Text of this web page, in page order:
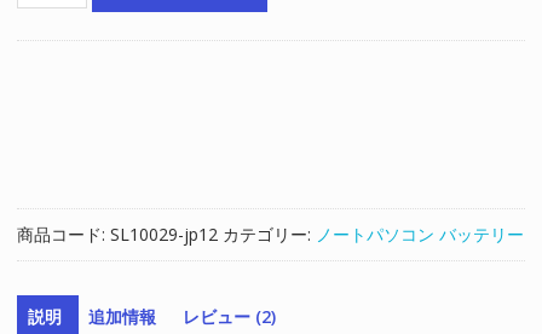
バ
ッ
テ
リ
ー
商品コード: SL10029-jp12 カテゴリー: ノートパソコン バッテリー
説明 追加情報 レビュー (2)